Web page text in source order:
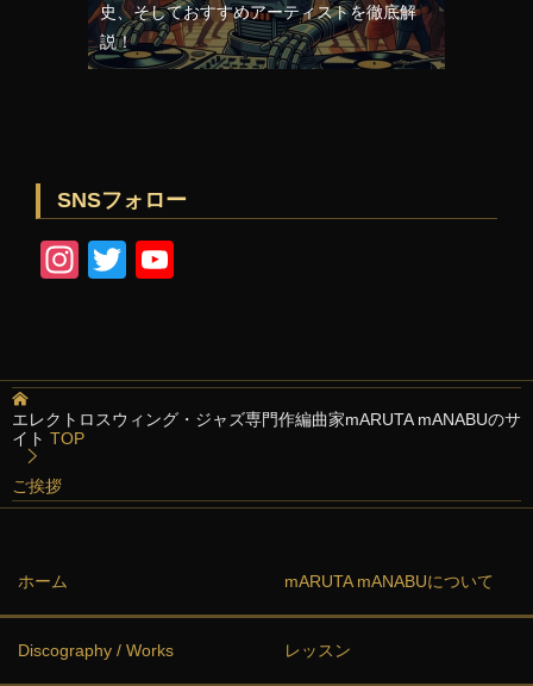
史、そしておすすめアーティストを徹底解
説！
SNSフォロー
In
gr
a
m
T
er T
u
エレクトロスウィング・ジャズ専門作編曲家mARUTA mANABUのサ
イト TOP
ご挨拶
ホーム mARUTA mANABUについて
Discography / Works レッスン